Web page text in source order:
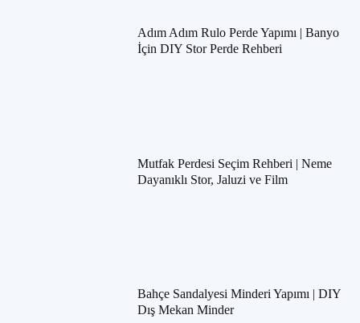
Adım Adım Rulo Perde Yapımı | Banyo
İçin DIY Stor Perde Rehberi
Mutfak Perdesi Seçim Rehberi | Neme
Dayanıklı Stor, Jaluzi ve Film
Bahçe Sandalyesi Minderi Yapımı | DIY
Dış Mekan Minder